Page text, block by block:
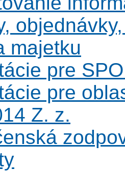
majetku
pre
pre
Z. z.